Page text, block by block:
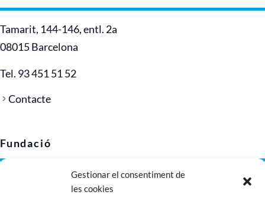
Gestionar el consentiment de
les cookies
Tamarit, 144-146, entl. 2a
08015 Barcelona
Tel. 93 451 51 52
Contacte
Fundació